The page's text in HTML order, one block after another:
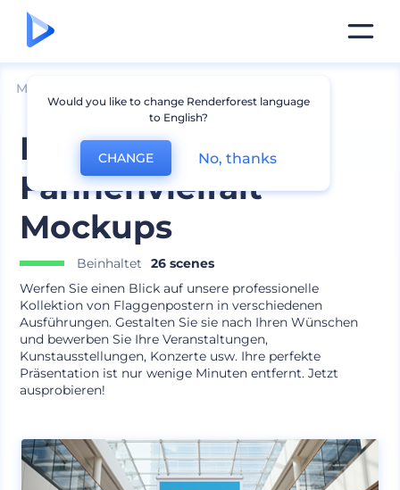
Mockups
Poster
Fahnenvielfalt
Mockups
Beinhaltet
26 scenes
Werfen Sie einen Blick auf unsere professionelle
Kollektion von Flaggenpostern in verschiedenen
Ausführungen. Gestalten Sie sie nach Ihren Wünschen
und bewerben Sie Ihre Veranstaltungen,
Kunstausstellungen, Konzerte usw. Ihre perfekte
Präsentation ist nur wenige Minuten entfernt. Jetzt
ausprobieren!
Would you like to change Renderforest language
to English?
CHANGE No, thanks